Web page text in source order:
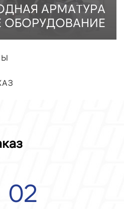
АРМАТУРА
ОБОРУДОВАНИЕ
02